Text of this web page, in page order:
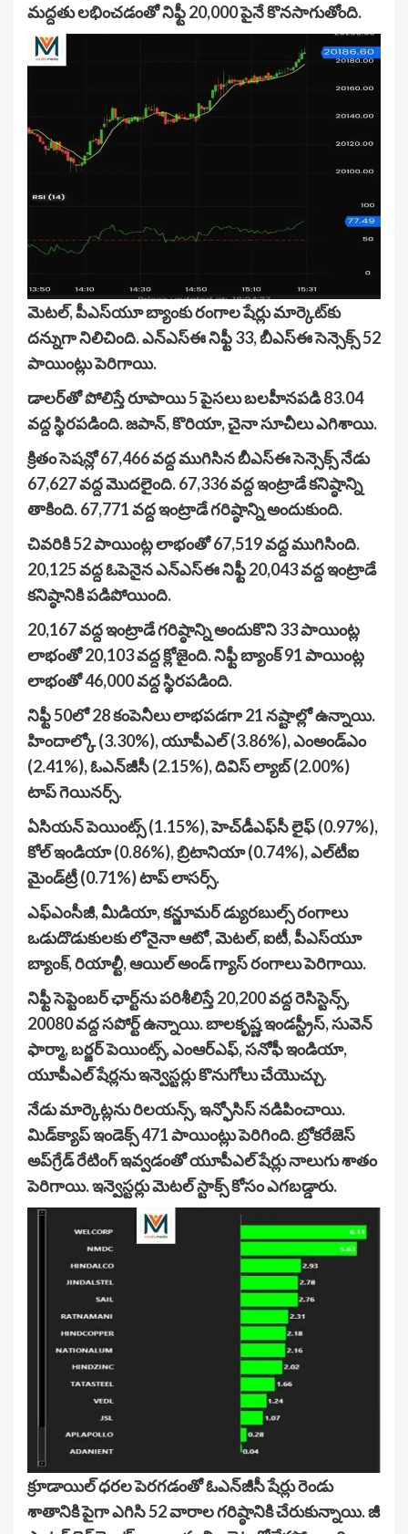
మద్దతు లభించడంతో నిఫ్టీ 20,000 పైనే కొనసాగుతోంది.
మెటల్‌, పీఎస్‌యూ బ్యాంకు రంగాల షేర్లు మార్కెట్‌కు
దన్నుగా నిలిచింది. ఎన్‌ఎస్‌ఈ నిఫ్టీ 33, బీఎస్‌ఈ సెన్సెక్స్‌ 52
పాయింట్లు పెరిగాయి.
డాలర్‌తో పోలిస్తే రూపాయి 5 పైసలు బలహీనపడి 83.04
వద్ద స్థిరపడింది. జపాన్‌, కొరియా, చైనా సూచీలు ఎగిశాయి.
క్రితం సెషన్లో 67,466 వద్ద ముగిసిన బీఎస్‌ఈ సెన్సెక్స్‌ నేడు
67,627 వద్ద మొదలైంది. 67,336 వద్ద ఇంట్రాడే కనిష్ఠాన్ని
తాకింది. 67,771 వద్ద ఇంట్రాడే గరిష్ఠాన్ని అందుకుంది.
చివరికి 52 పాయింట్ల లాభంతో 67,519 వద్ద ముగిసింది.
20,125 వద్ద ఓపెనైన ఎన్‌ఎస్‌ఈ నిఫ్టీ 20,043 వద్ద ఇంట్రాడే
కనిష్ఠానికి పడిపోయింది.
20,167 వద్ద ఇంట్రాడే గరిష్ఠాన్ని అందుకొని 33 పాయింట్ల
లాభంతో 20,103 వద్ద క్లోజైంది. నిఫ్టీ బ్యాంక్‌ 91 పాయింట్ల
లాభంతో 46,000 వద్ద స్థిరపడింది.
నిఫ్టీ 50లో 28 కంపెనీలు లాభపడగా 21 నష్టాల్లో ఉన్నాయి.
హిందాల్కో (3.30%), యూపీఎల్‌ (3.86%), ఎంఅండ్‌ఎం
(2.41%), ఓఎన్‌జీసీ (2.15%), దివిస్‌ ల్యాబ్‌ (2.00%)
టాప్‌ గెయినర్స్‌.
ఏసియన్‌ పెయింట్స్‌ (1.15%), హెచ్‌డీఎఫ్‌సీ లైఫ్‌ (0.97%),
కోల్‌ ఇండియా (0.86%), బ్రిటానియా (0.74%), ఎల్‌టీఐ
మైండ్‌ట్రీ (0.71%) టాప్ లాసర్స్‌.
ఎఫ్‌ఎంసీజీ, మీడియా, కన్జూమర్‌ డ్యురబుల్స్‌ రంగాలు
ఒడుదొడుకులకు లోనైనా ఆటో, మెటల్‌, ఐటీ, పీఎస్‌యూ
బ్యాంక్‌, రియాల్టీ, ఆయిల్‌ అండ్‌ గ్యాస్‌ రంగాలు పెరిగాయి.
నిఫ్టీ సెప్టెంబర్‌ ఛార్ట్‌ను పరిశీలిస్తే 20,200 వద్ద రెసిస్టెన్స్‌,
20080 వద్ద సపోర్ట్‌ ఉన్నాయి. బాలకృష్ణ ఇండస్ట్రీస్‌, సువెన్‌
ఫార్మా, బర్జర్‌ పెయింట్స్‌, ఎంఆర్‌ఎఫ్‌, సనోఫీ ఇండియా,
యూపీఎల్‌ షేర్లను ఇన్వెస్టర్లు కొనుగోలు చేయొచ్చు.
నేడు మార్కెట్లను రిలయన్స్‌, ఇన్ఫోసిస్‌ నడిపించాయి.
మిడ్‌క్యాప్‌ ఇండెక్స్‌ 471 పాయింట్లు పెరిగింది. బ్రోకరేజెస్‌
అప్‌గ్రేడ్‌ రేటింగ్‌ ఇవ్వడంతో యూపీఎల్‌ షేర్లు నాలుగు శాతం
పెరిగాయి. ఇన్వెస్టర్లు మెటల్‌ స్టాక్స్‌ కోసం ఎగబడ్డారు.
క్రూడాయిల్‌ ధరల పెరగడంతో ఓఎన్‌జీసీ షేర్లు రెండు
శాతానికి పైగా ఎగిసి 52 వారాల గరిష్ఠానికి చేరుకున్నాయి. జీ